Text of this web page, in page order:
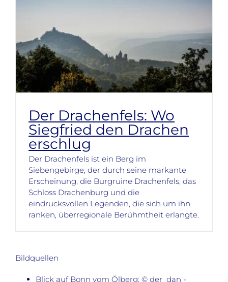
Der Drachenfels: Wo
Siegfried den Drachen
erschlug
Der Drachenfels ist ein Berg im
Siebengebirge, der durch seine markante
Erscheinung, die Burgruine Drachenfels, das
Schloss Drachenburg und die
eindrucksvollen Legenden, die sich um ihn
ranken, überregionale Berühmtheit erlangte.
Bildquellen
Blick auf Bonn vom Ölberg: © der_dan -